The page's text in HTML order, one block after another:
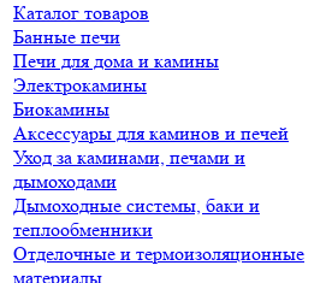
Каталог товаров
Банные печи
Печи для дома и камины
Электрокамины
Биокамины
Аксессуары для каминов и печей
Уход за каминами, печами и
дымоходами
Дымоходные системы, баки и
теплообменники
Отделочные и термоизоляционные
материалы